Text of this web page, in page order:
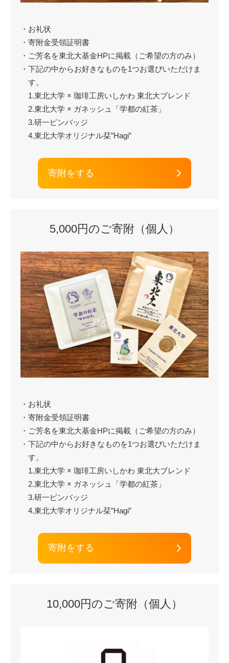
・お礼状
・寄附金受領証明書
・ご芳名を東北大基金HPに掲載（ご希望の方のみ）
・下記の中からお好きなものを1つお選びいただけま
す。
1.東北大学 × 珈琲工房いしかわ 東北大ブレンド
2.東北大学 × ガネッシュ「学都の紅茶」
3.研一ピンバッジ
4.東北大学オリジナル栞”Hagi”
寄附をする
5,000円のご寄附（個人）
・お礼状
・寄附金受領証明書
・ご芳名を東北大基金HPに掲載（ご希望の方のみ）
・下記の中からお好きなものを1つお選びいただけま
す。
1.東北大学 × 珈琲工房いしかわ 東北大ブレンド
2.東北大学 × ガネッシュ「学都の紅茶」
3.研一ピンバッジ
4.東北大学オリジナル栞”Hagi”
寄附をする
10,000円のご寄附（個人）